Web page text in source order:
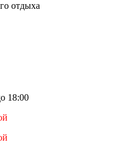
отдыха
18:00